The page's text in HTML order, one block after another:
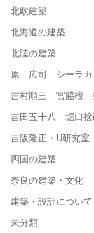
北欧建築
北海道の建築
北陸の建築
原 広司 シーラカ
吉村順三 宮脇檀
吉田五十八 堀口
吉阪隆正・U研究室
四国の建築
奈良の建築・文化
建築・設計について
未分類